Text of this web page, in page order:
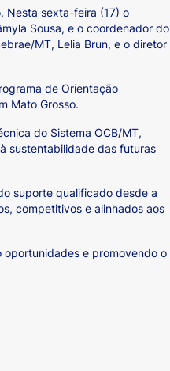
Nesta sexta-feira (17) o
Sousa, e o coordenador do
MT, Lelia Brun, e o diretor
de Orientação
Mato Grosso.
do Sistema OCB/MT,
sustentabilidade das futuras
suporte qualificado desde a
competitivos e alinhados aos
e promovendo o